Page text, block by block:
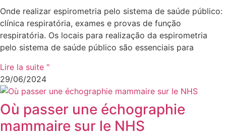
Onde realizar espirometria pelo sistema de saúde público:
clínica respiratória, exames e provas de função
respiratória. Os locais para realização da espirometria
pelo sistema de saúde público são essenciais para
Lire la suite "
29/06/2024
Où passer une échographie
mammaire sur le NHS